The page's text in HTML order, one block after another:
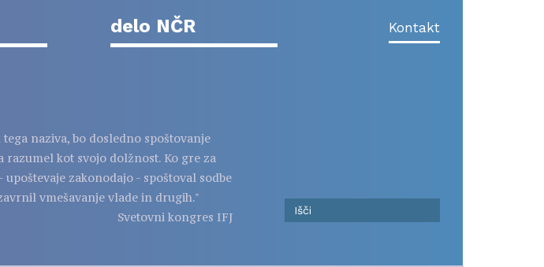
delo NČR Kontakt
naziva, bo dosledno spoštovanje
razumel kot svojo dolžnost. Ko gre za
zakonodajo - spoštoval sodbe
vmešavanje vlade in drugih."
Svetovni kongres IFJ